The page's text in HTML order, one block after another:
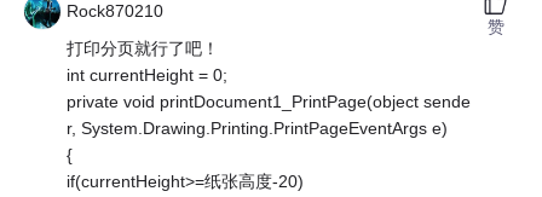
Rock870210
打印分页就行了吧！
int currentHeight = 0;
private void printDocument1_PrintPage(object sende
r, System.Drawing.Printing.PrintPageEventArgs e)
{
if(currentHeight>=纸张高度-20)
赞